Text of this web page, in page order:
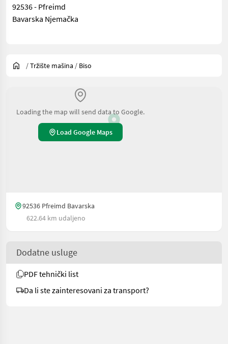
92536 - Pfreimd
Bavarska Njemačka
/Tržište mašina / Biso
Loading the map will send data to Google.
Load Google Maps
92536 Pfreimd Bavarska
622.64 km udaljeno
Dodatne usluge
PDF tehnički list
Da li ste zainteresovani za transport?